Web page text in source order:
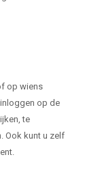
op wiens
op de
te
Ook kunt u zelf